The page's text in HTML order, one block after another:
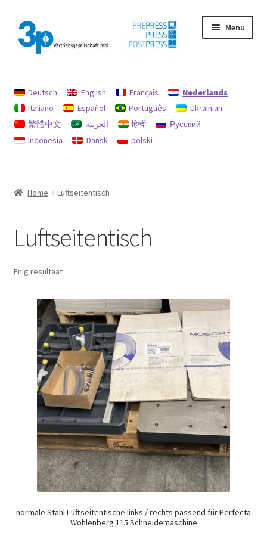
Ga
door
naar
navigatie
Ga
naar
de
inhoud
Menu
afdruk
Gebruikte machines
Zoekopdracht
Deutsch English Français
Nederlands
Italiano
Español Português
Ukrainian
繁體中文
العربية हिन्दी
Русский
Indonesia
Dansk polski
Home Luftseitentisch
Luftseitentisch
Enig resultaat
normale Stahl Luftseitentische links / rechts passend für Perfecta
Wohlenberg 115 Schneidemaschine